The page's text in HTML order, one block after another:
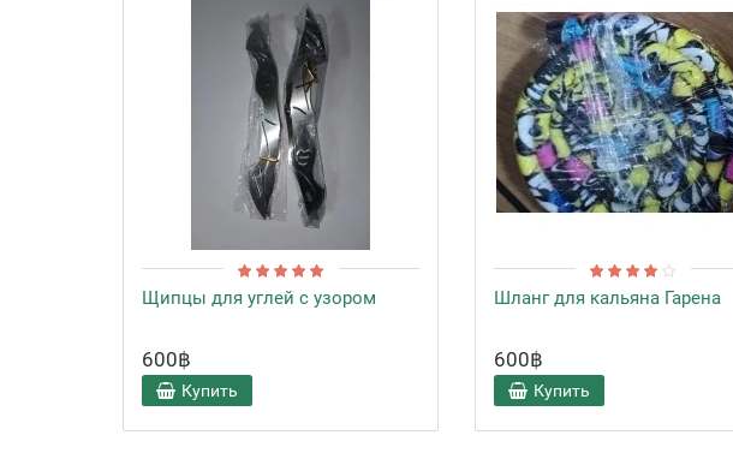
Щипцы для углей с узором
600฿
Купить
Шланг для кальяна Гарена
600฿
Купить